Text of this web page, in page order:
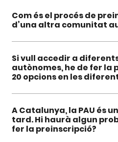
Com és el procés de
d’una altra comunitat
Si vull accedir a
autònomes, he de fer la
20 opcions en les
A Catalunya, la PAU és
tard. Hi haurà algun
fer la preinscripció?